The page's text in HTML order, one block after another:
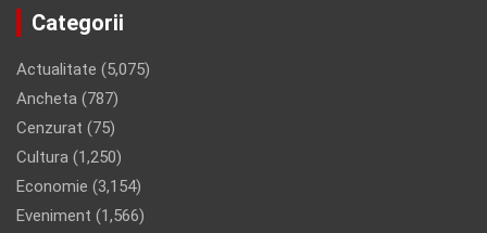
Categorii
Actualitate (5,075)
Ancheta (787)
Cenzurat (75)
Cultura (1,250)
Economie (3,154)
Eveniment (1,566)